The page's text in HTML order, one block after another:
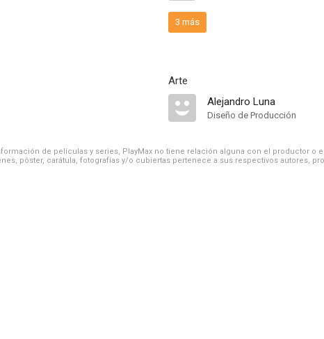
3 más
Arte
Alejandro Luna
Diseño de Producción
de películas y series, PlayMax no tiene relación alguna con el productor o
póster, carátula, fotografías y/o cubiertas pertenece a sus respectivos autores,